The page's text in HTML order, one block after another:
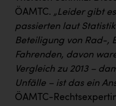
ÖAMTC. „Leider gibt
passierten laut
Beteiligung von Rad-,
Fahrenden, davon
Vergleich zu 2013 –
Unfälle – ist das ein
ÖAMTC-